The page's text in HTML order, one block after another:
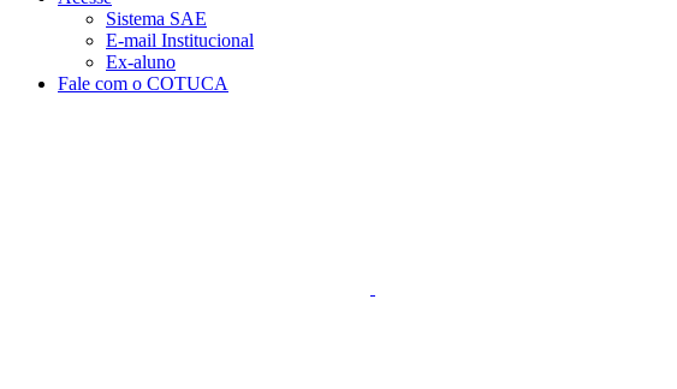
Sistema SAE
E-mail Institucional
Ex-aluno
Fale com o COTUCA